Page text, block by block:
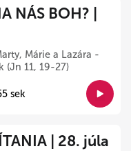
NÁS BOH? |
Márie a Lazára -
(Jn 11, 19-27)
sek
| 28. júla